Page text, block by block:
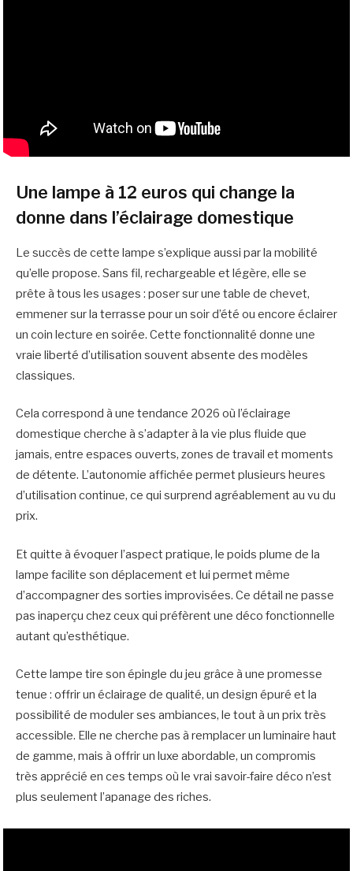
Une lampe à 12 euros qui change la
donne dans l’éclairage domestique
Le succès de cette lampe s’explique aussi par la mobilité
qu’elle propose. Sans fil, rechargeable et légère, elle se
prête à tous les usages : poser sur une table de chevet,
emmener sur la terrasse pour un soir d’été ou encore éclairer
un coin lecture en soirée. Cette fonctionnalité donne une
vraie liberté d’utilisation souvent absente des modèles
classiques.
Cela correspond à une tendance 2026 où l’éclairage
domestique cherche à s’adapter à la vie plus fluide que
jamais, entre espaces ouverts, zones de travail et moments
de détente. L’autonomie affichée permet plusieurs heures
d’utilisation continue, ce qui surprend agréablement au vu du
prix.
Et quitte à évoquer l’aspect pratique, le poids plume de la
lampe facilite son déplacement et lui permet même
d’accompagner des sorties improvisées. Ce détail ne passe
pas inaperçu chez ceux qui préfèrent une déco fonctionnelle
autant qu’esthétique.
Cette lampe tire son épingle du jeu grâce à une promesse
tenue : offrir un éclairage de qualité, un design épuré et la
possibilité de moduler ses ambiances, le tout à un prix très
accessible. Elle ne cherche pas à remplacer un luminaire haut
de gamme, mais à offrir un luxe abordable, un compromis
très apprécié en ces temps où le vrai savoir-faire déco n’est
plus seulement l’apanage des riches.